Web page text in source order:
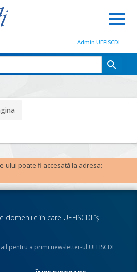
Admin UEFISCDI
ului poate fi accesată la adresa:
în care UEFISCDI îşi
pentru a primi newsletter-ul UEFISCDI